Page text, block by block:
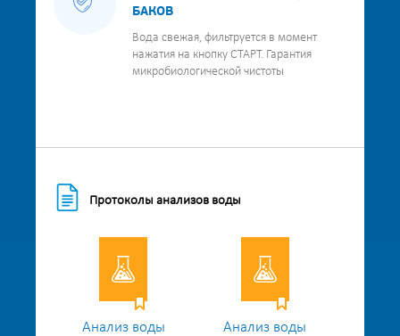
БАКОВ
Вода свежая, фильтруется в момент
нажатия на кнопку СТАРТ. Гарантия
микробиологической чистоты
Протоколы анализов воды
Анализ воды Анализ воды